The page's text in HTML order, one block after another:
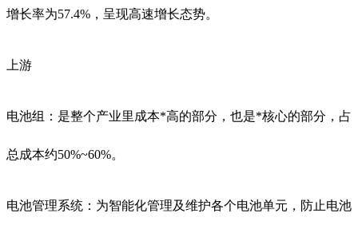
增长率为57.4%，呈现高速增长态势。
上游
电池组：是整个产业里成本*高的部分，也是*核心的部分，占
总成本约50%~60%。
电池管理系统：为智能化管理及维护各个电池单元，防止电池